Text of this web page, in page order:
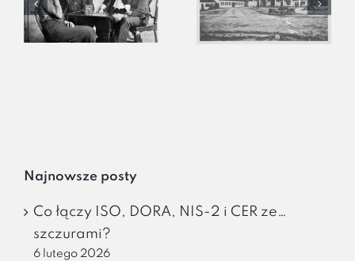
Najnowsze posty
Co łączy ISO, DORA, NIS-2 i CER ze…
szczurami?
6 lutego 2026